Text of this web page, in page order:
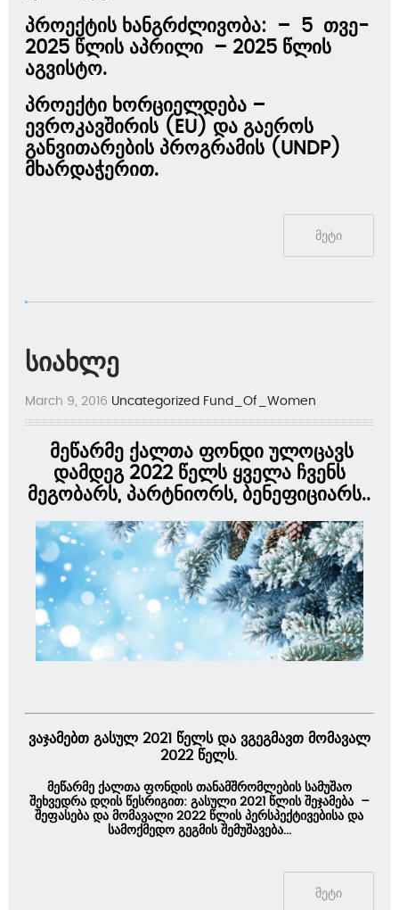
პროექტის ხანგრძლივობა: – 5 თვე-
2025 წლის აპრილი – 2025 წლის
აგვისტო.
პროექტი ხორციელდება–
ევროკავშირის (EU) და გაეროს
განვითარების პროგრამის (UNDP)
მხარდაჭერით.
მეტი
სიახლე
March 9, 2016 Uncategorized Fund_Of_Women
მეწარმე ქალთა ფონდი ულოცავს
დამდეგ 2022 წელს ყველა ჩვენს
მეგობარს, პარტნიორს, ბენეფიციარს..
ვაჯამებთ გასულ2021 წელს და ვგეგმავთ მომავალ
2022 წელს.
მეწარმე ქალთა ფონდის თანამშრომლების სამუშაო
შეხვედრა დღის წესრიგით: გასული 2021 წლის შეჯამება –
შეფასება და მომავალი 2022 წლის პერსპექტივებისა და
სამოქმედო გეგმის შემუშავება...
მეტი